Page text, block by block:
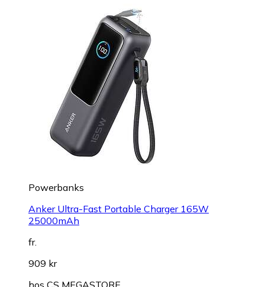
Powerbanks
Anker Ultra-Fast Portable Charger 165W
25000mAh
fr.
909 kr
hos CS MEGASTORE